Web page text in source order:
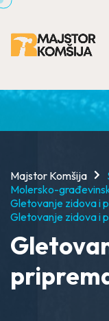
Majstor Komšija
Molersko-
Gletovanje zidova i
Gletovanje zidova i